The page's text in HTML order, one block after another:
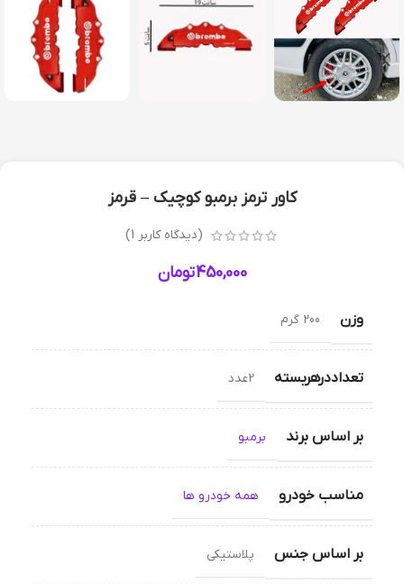
کاور ترمز برمبو کوچیک – قرمز
(دیدگاه کاربر 1
)
450,000تومان
وزن 200 گرم
تعداددرهربسته 2عدد
بر اساس برند برمبو
مناسب خودرو همه خودرو ها
بر اساس جنس پلاستیکی